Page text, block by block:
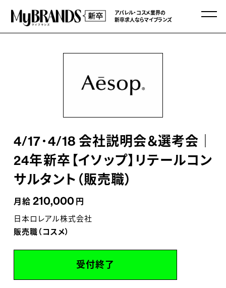
アパレル・コスメ業界の
新卒求人ならマイブランズ
4/17･4/18 会社説明会＆選考会｜
24年新卒【イソップ】リテールコン
サルタント（販売職）
月給 210,000 円
日本ロレアル株式会社
販売職（コスメ）
受付終了